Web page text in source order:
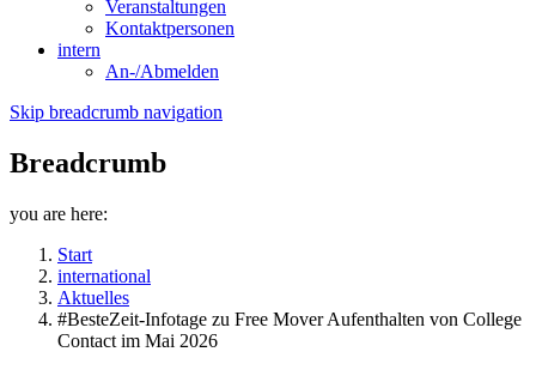
Veranstaltungen
Kontaktpersonen
intern
An-/Abmelden
Skip breadcrumb navigation
Breadcrumb
you are here:
Start
international
Aktuelles
#BesteZeit-Infotage zu Free Mover Aufenthalten von College
Contact im Mai 2026